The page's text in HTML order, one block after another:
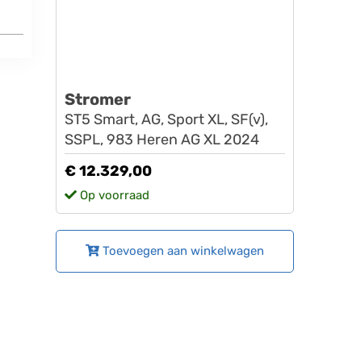
Stromer
ST5 Smart, AG, Sport XL, SF(v),
SSPL, 983 Heren AG XL 2024
€ 12.329,00
Op voorraad
Toevoegen aan winkelwagen